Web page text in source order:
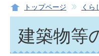
トップページ くら
建築物等